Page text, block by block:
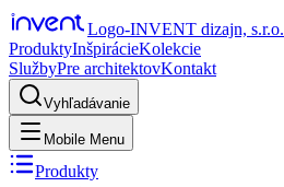
Logo-INVENT dizajn, s.r.o.
ProduktyInšpirácieKolekcie
SlužbyPre architektovKontakt
Vyhľadávanie
Mobile Menu
Produkty